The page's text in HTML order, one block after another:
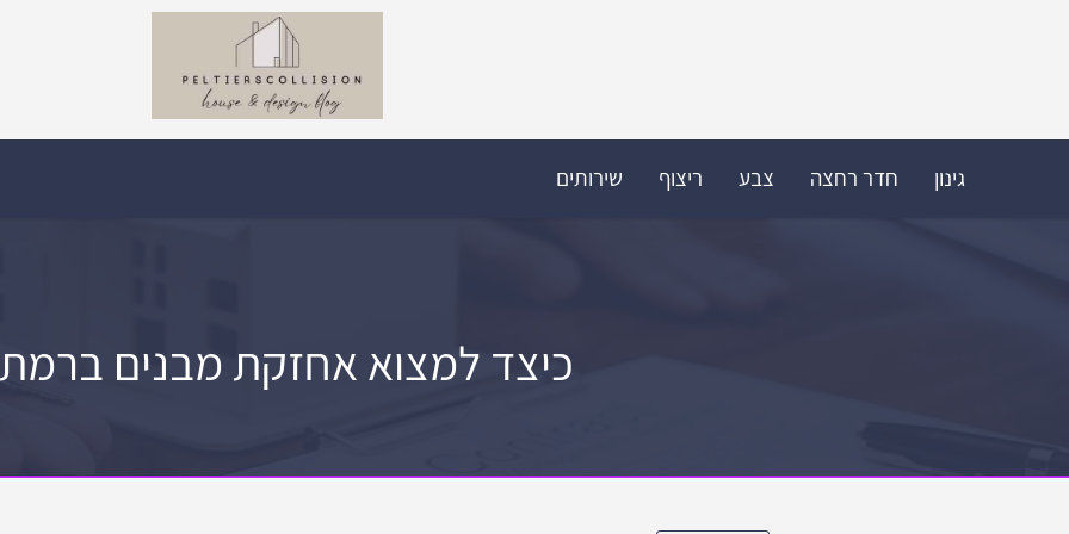
גינון חדר רחצה צבע ריצוף שירותים
כיצד למצוא אחזקת מבנים ברמת